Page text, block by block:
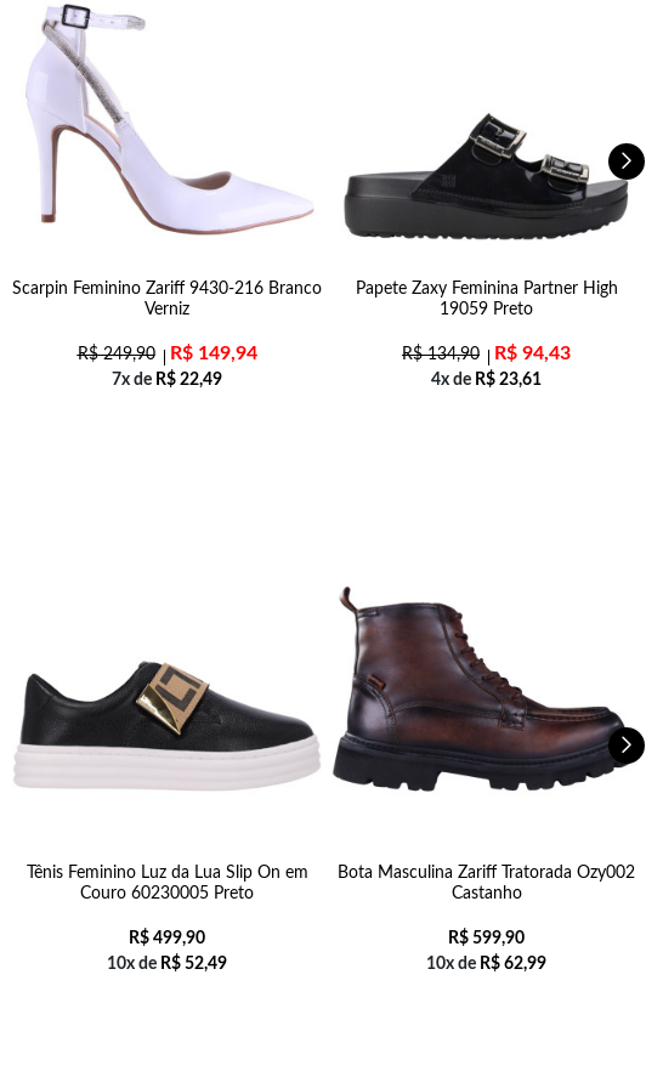
Scarpin Feminino Zariff 9430-216 Branco
Verniz
R$249,90 R$149,94
7x de R$ 22,49
Papete Zaxy Feminina Partner High
19059 Preto
R$134,90 R$ 94,43
4x de R$ 23,61
Tênis Feminino Luz da Lua Slip On em
Couro 60230005 Preto
R$ 499,90
10x de R$ 52,49
Bota Masculina Zariff Tratorada Ozy002
Castanho
R$ 599,90
10x de R$ 62,99